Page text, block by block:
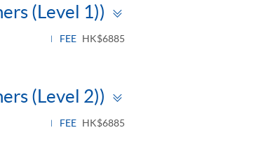
(Level 1))
FEE HK$6885
(Level 2))
FEE HK$6885